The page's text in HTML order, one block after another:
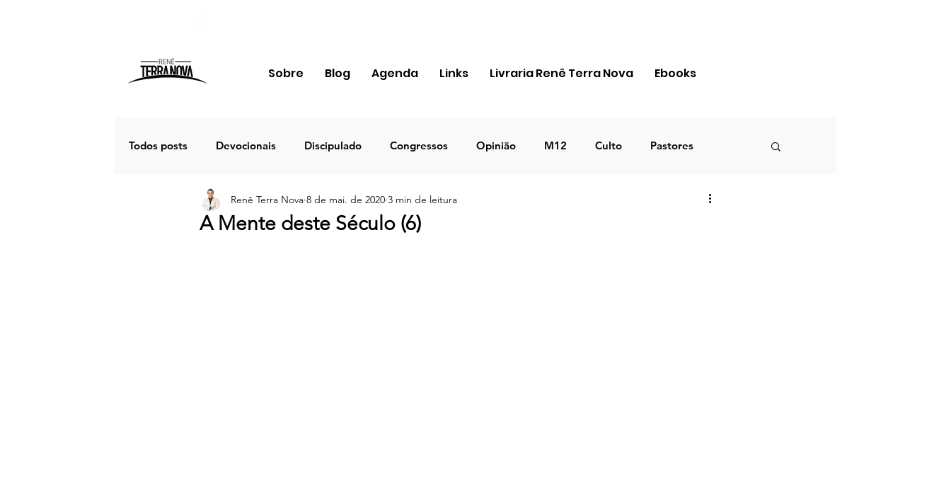
Sobre Blog Agenda Links Livraria Renê Terra Nova Ebooks
Todos posts Devocionais Discipulado Congressos Opinião M12 Culto Pastores
Estudos Palavra Apostólica Igreja
A Mente deste Século (6)
Renê Terra Nova 8 de mai. de 2020 3 min de leitura